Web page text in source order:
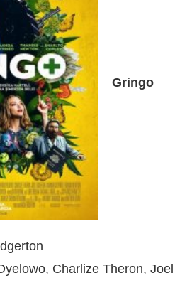
Gringo
Charlize Theron, Joel